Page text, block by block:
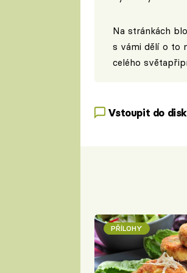
Na stránkách
s vámi dělí o to
celého
Vstoupit do
PŘÍLOHY